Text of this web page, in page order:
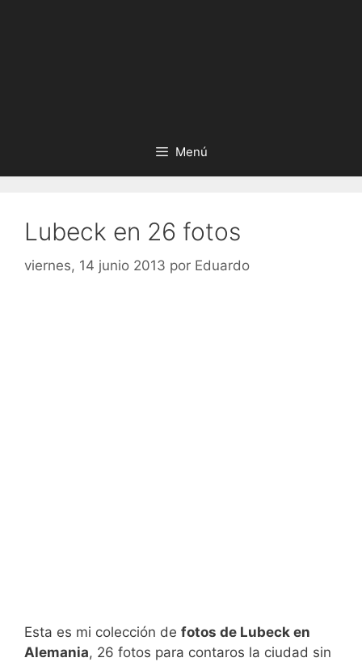
Menú
Lubeck en 26 fotos
viernes, 14 junio 2013 por Eduardo
Esta es mi colección de fotos de Lubeck en
Alemania, 26 fotos para contaros la ciudad sin